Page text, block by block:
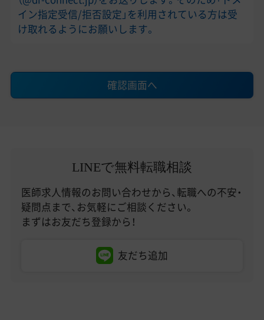
イン指定受信/拒否設定」を利用されている方は受
け取れるようにお願いします。
確認画面へ
LINEで無料転職相談
医師求人情報のお問い合わせから、転職への不安・
疑問点まで、お気軽にご相談ください。
まずはお友だち登録から！
友だち追加